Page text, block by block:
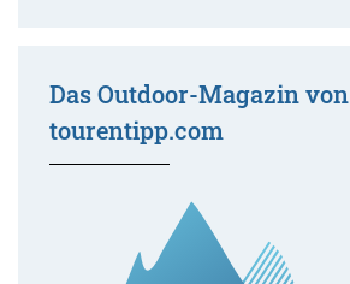
Das Outdoor-Magazin von
tourentipp.com